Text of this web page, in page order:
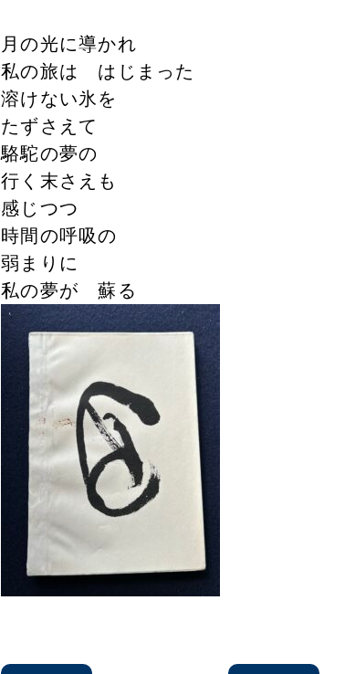
月の光に導かれ
私の旅は はじまった
溶けない氷を
たずさえて
駱駝の夢の
行く末さえも
感じつつ
時間の呼吸の
弱まりに
私の夢が 蘇る